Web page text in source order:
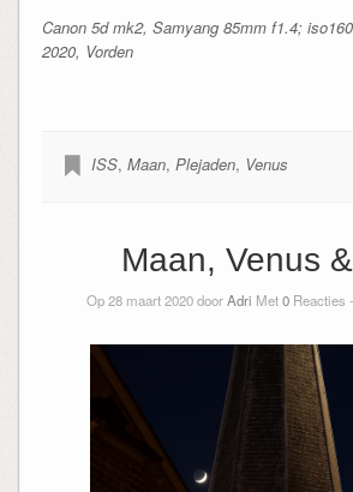
Canon 5d mk2, Samyang 85mm f1.4;
2020, Vorden
ISS, Maan, Plejaden, Venus
Maan, Venus
Op 28 maart 2020 doorAdri Met0 Reacties -